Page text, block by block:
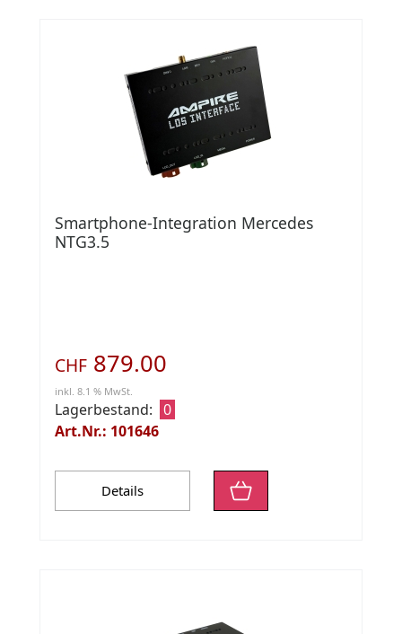
Smartphone-Integration Mercedes
NTG3.5
CHF 879.00
inkl. 8.1 % MwSt.
Lagerbestand: 0
Art.Nr.: 101646
Details